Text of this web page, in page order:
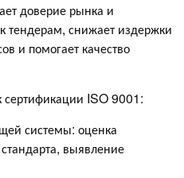
доверие рынка и
тендерам, снижает издержки
и помогает качество
сертификации ISO 9001:
системы: оценка
выявление